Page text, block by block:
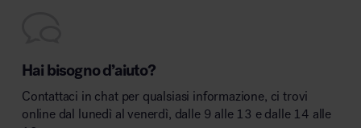
Hai bisogno d’aiuto?
Contattaci in chat per qualsiasi informazione, ci trovi
online dal lunedì al venerdì, dalle 9 alle 13 e dalle 14 alle